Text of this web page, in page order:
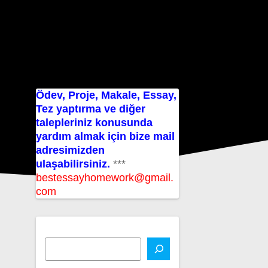
Ödev, Proje, Makale, Essay,
Tez yaptırma ve diğer
talepleriniz konusunda
yardım almak için bize mail
adresimizden
ulaşabilirsiniz. ***
bestessayhomework@gmail.
com